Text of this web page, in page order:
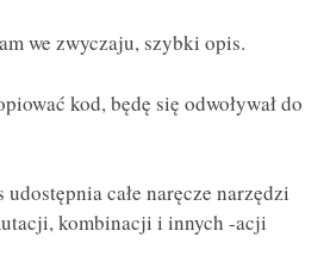
we zwyczaju, szybki opis.
kod, będę się odwoływał do
całe naręcze narzędzi
kombinacji i innych -acji